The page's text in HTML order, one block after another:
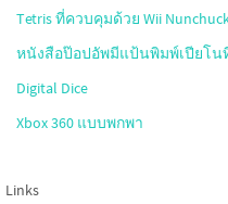
Tetris ที่ควบคุมด้วย Wii
หนังสือป๊อปอัพมีแป้นพิมพ์เปียโน
Digital Dice
Xbox 360 แบบพกพา
Links